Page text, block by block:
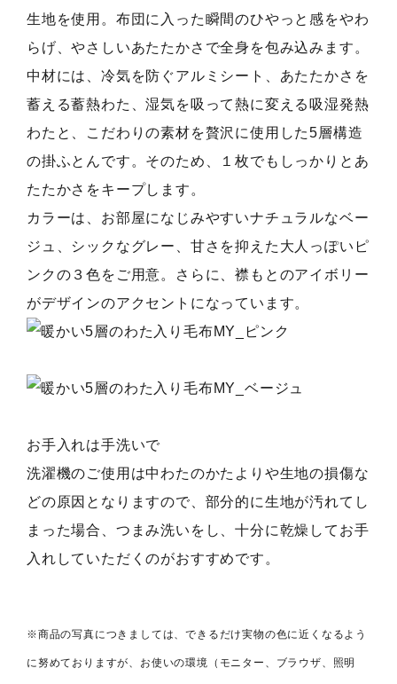
生地を使用。布団に入った瞬間のひやっと感をやわ
らげ、やさしいあたたかさで全身を包み込みます。
中材には、冷気を防ぐアルミシート、あたたかさを
蓄える蓄熱わた、湿気を吸って熱に変える吸湿発熱
わたと、こだわりの素材を贅沢に使用した5層構造
の掛ふとんです。そのため、１枚でもしっかりとあ
たたかさをキープします。
カラーは、お部屋になじみやすいナチュラルなベー
ジュ、シックなグレー、甘さを抑えた大人っぽいピ
ンクの３色をご用意。さらに、襟もとのアイボリー
がデザインのアクセントになっています。
お手入れは手洗いで
洗濯機のご使用は中わたのかたよりや生地の損傷な
どの原因となりますので、部分的に生地が汚れてし
まった場合、つまみ洗いをし、十分に乾燥してお手
入れしていただくのがおすすめです。
※商品の写真につきましては、できるだけ実物の色に近くなるよう
に努めておりますが、お使いの環境（モニター、ブラウザ、照明